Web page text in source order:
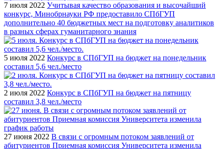
7 июля 2022 Учитывая качество образования и высочайший
конкурс, Минобрнауки РФ предоставило СПбГУП
дополнительно 40 бюджетных мест на подготовку аналитиков
в разных сферах гуманитарного знания
5 июля 2022 Конкурс в СПбГУП на бюджет на понедельник
составил 5,6 чел./место
2 июля 2022 Конкурс в СПбГУП на бюджет на пятницу
составил 3,8 чел./место
27 июня 2022 В связи с огромным потоком заявлений от
абитуриентов Приемная комиссия Университета изменила